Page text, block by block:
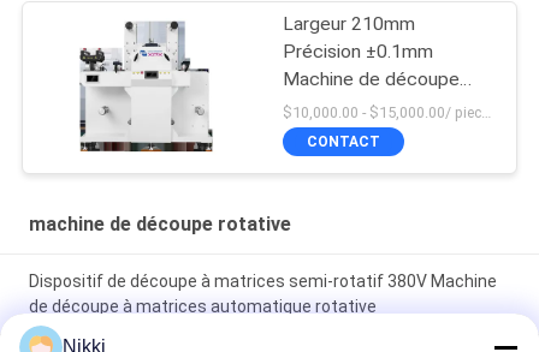
Largeur 210mm
Précision ±0.1mm
Machine de découpe
rotative
$10,000.00 - $15,000.00/ piece MOQ:1
CONTACT
machine de découpe rotative
Dispositif de découpe à matrices semi-rotatif 380V Machine
de découpe à matrices automatique rotative
Nikki